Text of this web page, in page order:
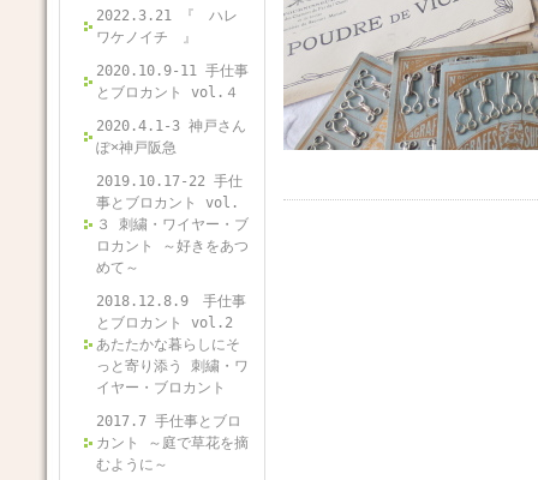
2022.3.21 『 ハレ
ワケノイチ 』
2020.10.9-11 手仕事
とブロカント vol.４
2020.4.1-3 神戸さん
ぽ×神戸阪急
2019.10.17-22 手仕
事とブロカント vol.
３ 刺繍・ワイヤー・ブ
ロカント ～好きをあつ
めて～
2018.12.8.9 手仕事
とブロカント vol.2
あたたかな暮らしにそ
っと寄り添う 刺繍・ワ
イヤー・ブロカント
2017.7 手仕事とブロ
カント ～庭で草花を摘
むように～